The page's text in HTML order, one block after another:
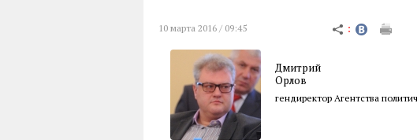
10 марта 2016 / 09:45
Дмитрий
Орлов
гендиректор Агентства